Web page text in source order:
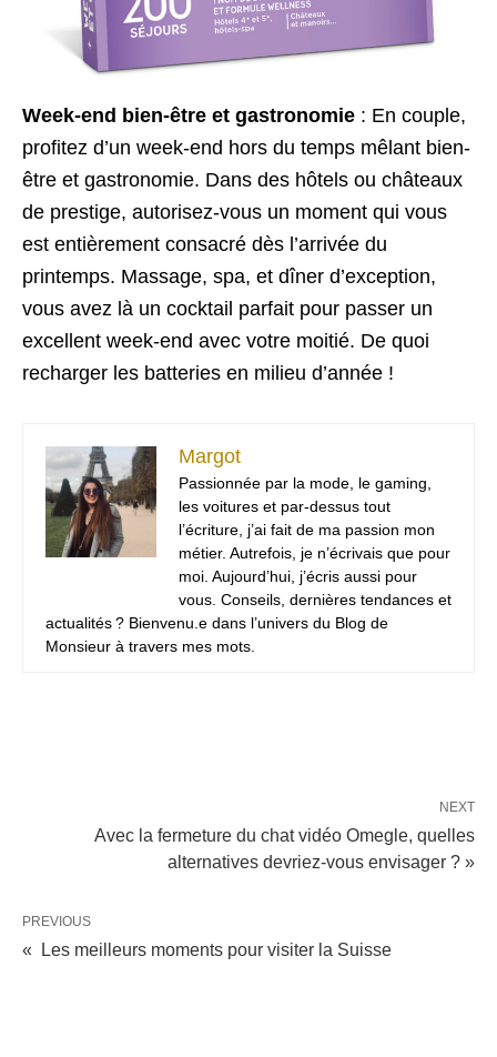
Week-end bien-être et gastronomie : En couple,
profitez d’un week-end hors du temps mêlant bien-
être et gastronomie. Dans des hôtels ou châteaux
de prestige, autorisez-vous un moment qui vous
est entièrement consacré dès l’arrivée du
printemps. Massage, spa, et dîner d’exception,
vous avez là un cocktail parfait pour passer un
excellent week-end avec votre moitié. De quoi
recharger les batteries en milieu d’année !
Margot
Passionnée par la mode, le gaming,
les voitures et par-dessus tout
l’écriture, j’ai fait de ma passion mon
métier. Autrefois, je n’écrivais que pour
moi. Aujourd’hui, j’écris aussi pour
vous. Conseils, dernières tendances et
actualités ? Bienvenu.e dans l’univers du Blog de
Monsieur à travers mes mots.
NEXT
Avec la fermeture du chat vidéo Omegle, quelles
alternatives devriez-vous envisager ? »
PREVIOUS
« Les meilleurs moments pour visiter la Suisse